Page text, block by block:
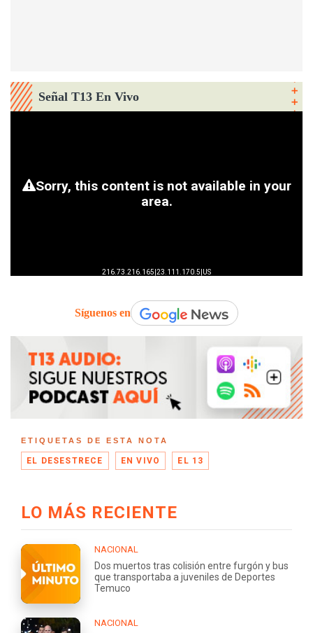
Señal T13 En Vivo
Síguenos en
ETIQUETAS DE ESTA NOTA
EL DESESTRECE EN VIVO EL 13
LO MÁS RECIENTE
NACIONAL
Dos muertos tras colisión entre furgón y bus
que transportaba a juveniles de Deportes
Temuco
NACIONAL